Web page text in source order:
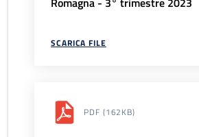
SCARICA FILE
PDF (162KB)